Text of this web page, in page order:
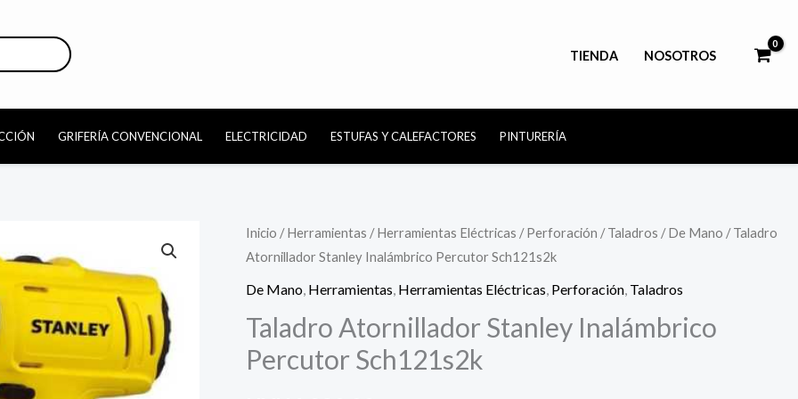
TIENDA NOSOTROS
GRIFERÍA CONVENCIONAL ELECTRICIDAD ESTUFAS Y CALEFACTORES PINTURERÍA
Inicio /Herramientas /Herramientas Eléctricas /Perforación /Taladros /De Mano / Taladro
Atornillador Stanley Inalámbrico Percutor Sch121s2k
De Mano Herramientas Herramientas Eléctricas Perforación Taladros
Taladro Atornillador Stanley Inalámbrico
Percutor Sch121s2k
Taladro
Atornillador
Stanley
Percutor
Sch121s2k